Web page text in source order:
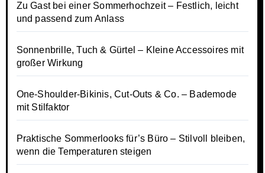
Zu Gast bei einer Sommerhochzeit – Festlich, leicht
und passend zum Anlass
Sonnenbrille, Tuch & Gürtel – Kleine Accessoires mit
großer Wirkung
One-Shoulder-Bikinis, Cut-Outs & Co. – Bademode
mit Stilfaktor
Praktische Sommerlooks für’s Büro – Stilvoll bleiben,
wenn die Temperaturen steigen